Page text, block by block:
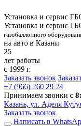
Установка и сервис
Установка и сервис
газобаллонного
на авто в Казани
25
лет работы
с 1999 г.
Заказать звонок
+7 (966) 260 29 24
Принимаем звонки с
Казань, ул. Аделя
Заказать звонок
Написать в